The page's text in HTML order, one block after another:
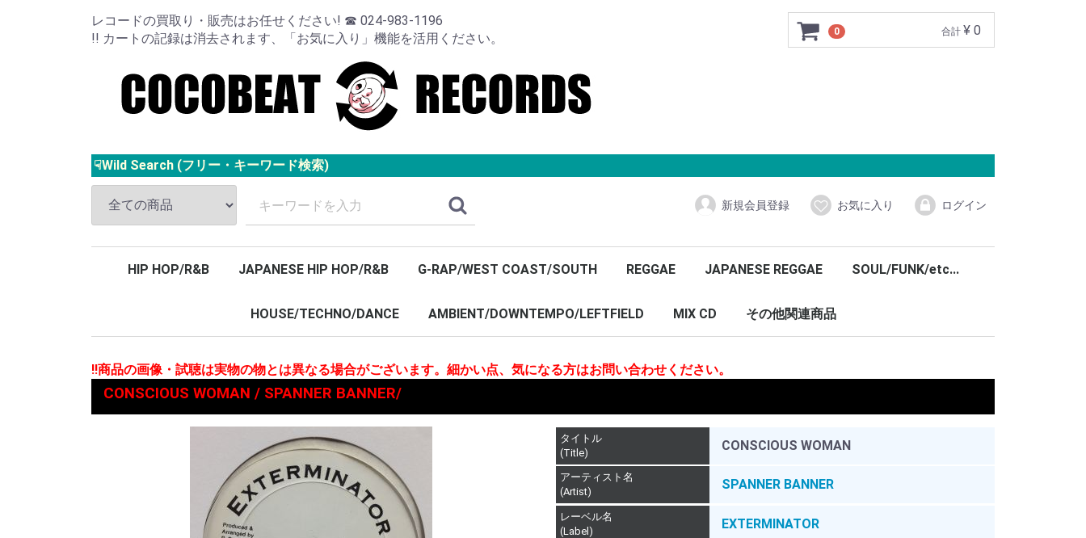
レコードの買取り・販売はお任せください! ☎ 024-983-1196
!! カートの記録は消去されます、「お気に入り」機能を活用ください。
0 合計 ¥ 0
☟Wild Search (フリー・キーワード検索)
新規会員登録 お気に入り ログイン
HIP HOP/R&B JAPANESE HIP HOP/R&B G-RAP/WEST COAST/SOUTH REGGAE JAPANESE REGGAE SOUL/FUNK/etc...
HOUSE/TECHNO/DANCE AMBIENT/DOWNTEMPO/LEFTFIELD MIX CD その他関連商品
!!商品の画像・試聴は実物の物とは異なる場合がございます。細かい点、気になる方はお問い合わせください。
CONSCIOUS WOMAN / SPANNER BANNER/
タイトル
(Title)
CONSCIOUS WOMAN
アーティスト名
(Artist)
SPANNER BANNER
レーベル名
(Label)
EXTERMINATOR